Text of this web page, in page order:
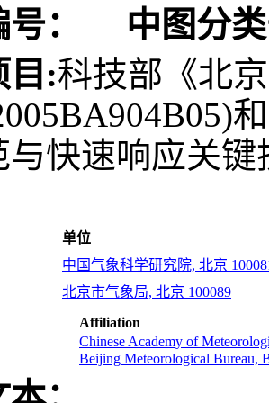
：
中图分
目:科技部《北
与快速响应关键
单位
中国气象科学研究院, 北京
北京市气象局, 北京 100089
Affiliation
Chinese Academy of
Beijing Meteorological Bureau,